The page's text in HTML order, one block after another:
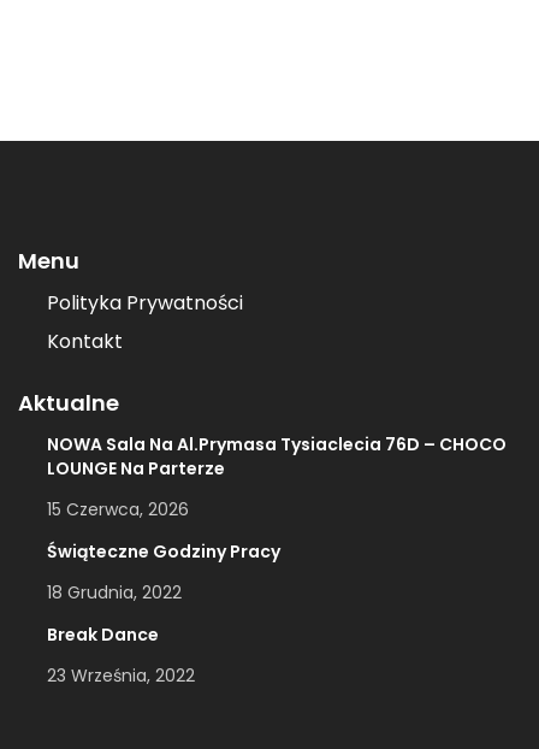
Menu
Polityka Prywatności
Kontakt
Aktualne
NOWA Sala Na Al.Prymasa Tysiaclecia 76D – CHOCO
LOUNGE Na Parterze
15 Czerwca, 2026
Świąteczne Godziny Pracy
18 Grudnia, 2022
Break Dance
23 Września, 2022